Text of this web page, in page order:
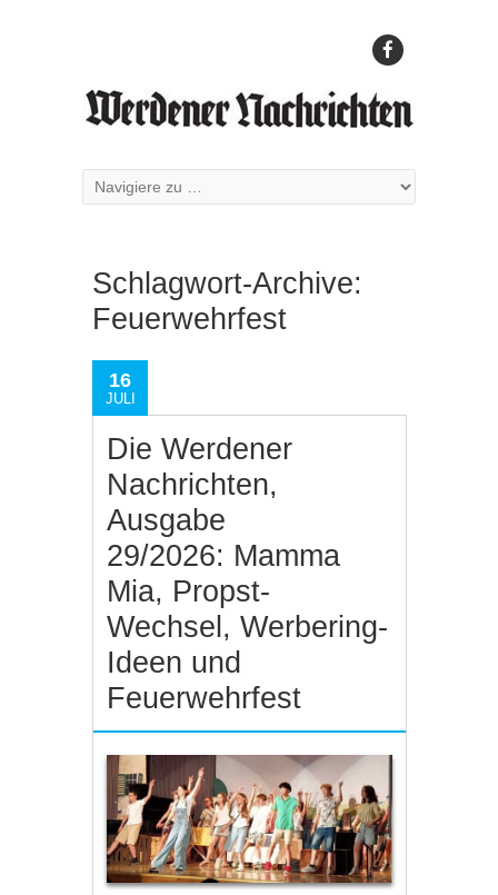
Schlagwort-Archive:
Feuerwehrfest
16
JULI
Die Werdener
Nachrichten,
Ausgabe
29/2026: Mamma
Mia, Propst-
Wechsel, Werbering-
Ideen und
Feuerwehrfest